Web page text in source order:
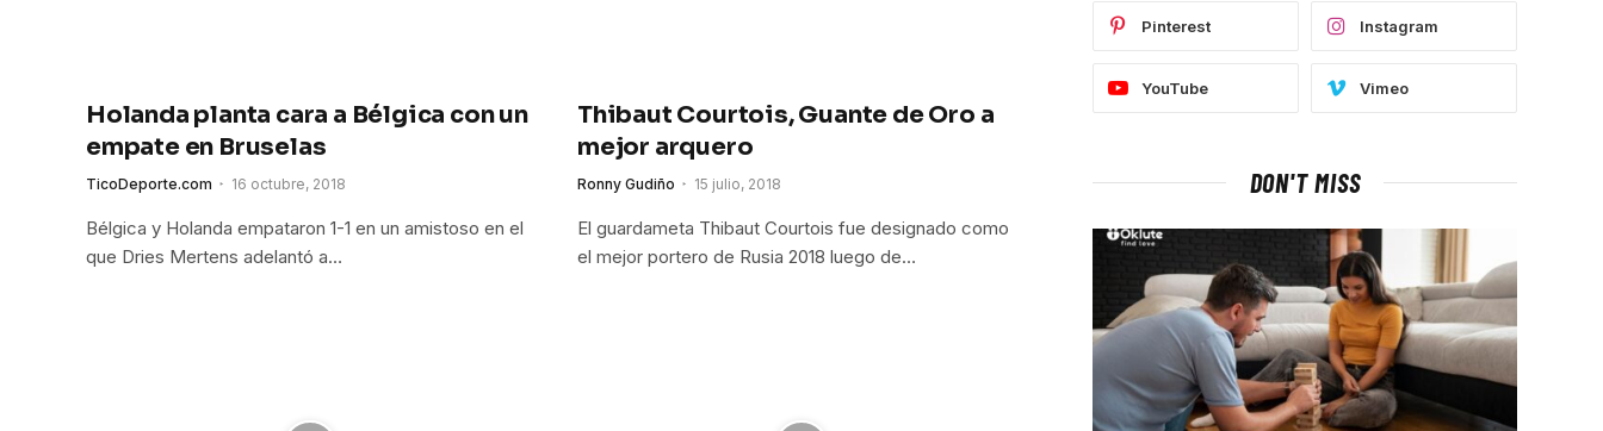
Holanda planta cara a Bélgica con un
empate en Bruselas
TicoDeporte.com 16 octubre, 2018
Bélgica y Holanda empataron 1-1 en un amistoso en el
que Dries Mertens adelantó a…
Thibaut Courtois, Guante de Oro a
mejor arquero
Ronny Gudiño 15 julio, 2018
El guardameta Thibaut Courtois fue designado como
el mejor portero de Rusia 2018 luego de…
Pinterest Instagram
YouTube Vimeo
DON'T MISS